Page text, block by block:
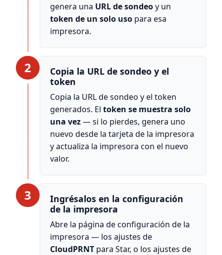
genera una URL de sondeoy un
token de un solo uso para esa
impresora.
2
Copia la URL de sondeo y el
token
Copia la URL de sondeo y el token
generados. El token se muestra solo
una vez— si lo pierdes, genera uno
nuevo desde la tarjeta de la impresora
y actualiza la impresora con el nuevo
valor.
3
Ingrésalos en la configuración
de la impresora
Abre la página de configuración de la
impresora — los ajustes de
CloudPRNT para Star, o los ajustes de